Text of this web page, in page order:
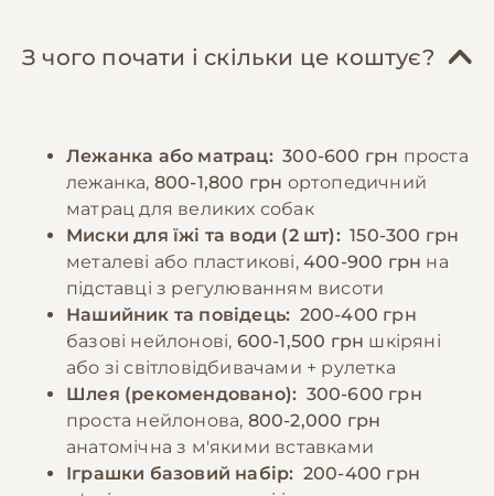
навчання базовим командам з раннього віку,
обов'язковими елементами догляду.
🎁 −10% на зоотовари
За промокодом E-PET
кількість білків, жирів та вуглеводів у
правильному співвідношенні. Дорослих
Порції мають відповідати розміру та
енергетичним потребам собаки. Необхідно
забезпечити постійний доступ до свіжої
води та слідкувати за реакцією організму на
різні продукти.
🎁 −10% на зоотовари
За промокодом E-PET
З чого почати і скільки це коштує?
Лежанка або матрац: 300-600 грн проста
лежанка, 800-1,800 грн ортопедичний
матрац для великих собак
Миски для їжі та води (2 шт): 150-300 грн
металеві або пластикові, 400-900 грн на
підставці з регулюванням висоти
Нашийник та повідець: 200-400 грн
базові нейлонові, 600-1,500 грн шкіряні
або зі світловідбивачами + рулетка
Шлея (рекомендовано): 300-600 грн
проста нейлонова, 800-2,000 грн
анатомічна з м'якими вставками
Іграшки базовий набір: 200-400 грн